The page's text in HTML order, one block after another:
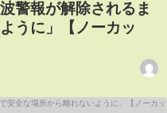
警報が解除されるま
うに」【ノーカッ